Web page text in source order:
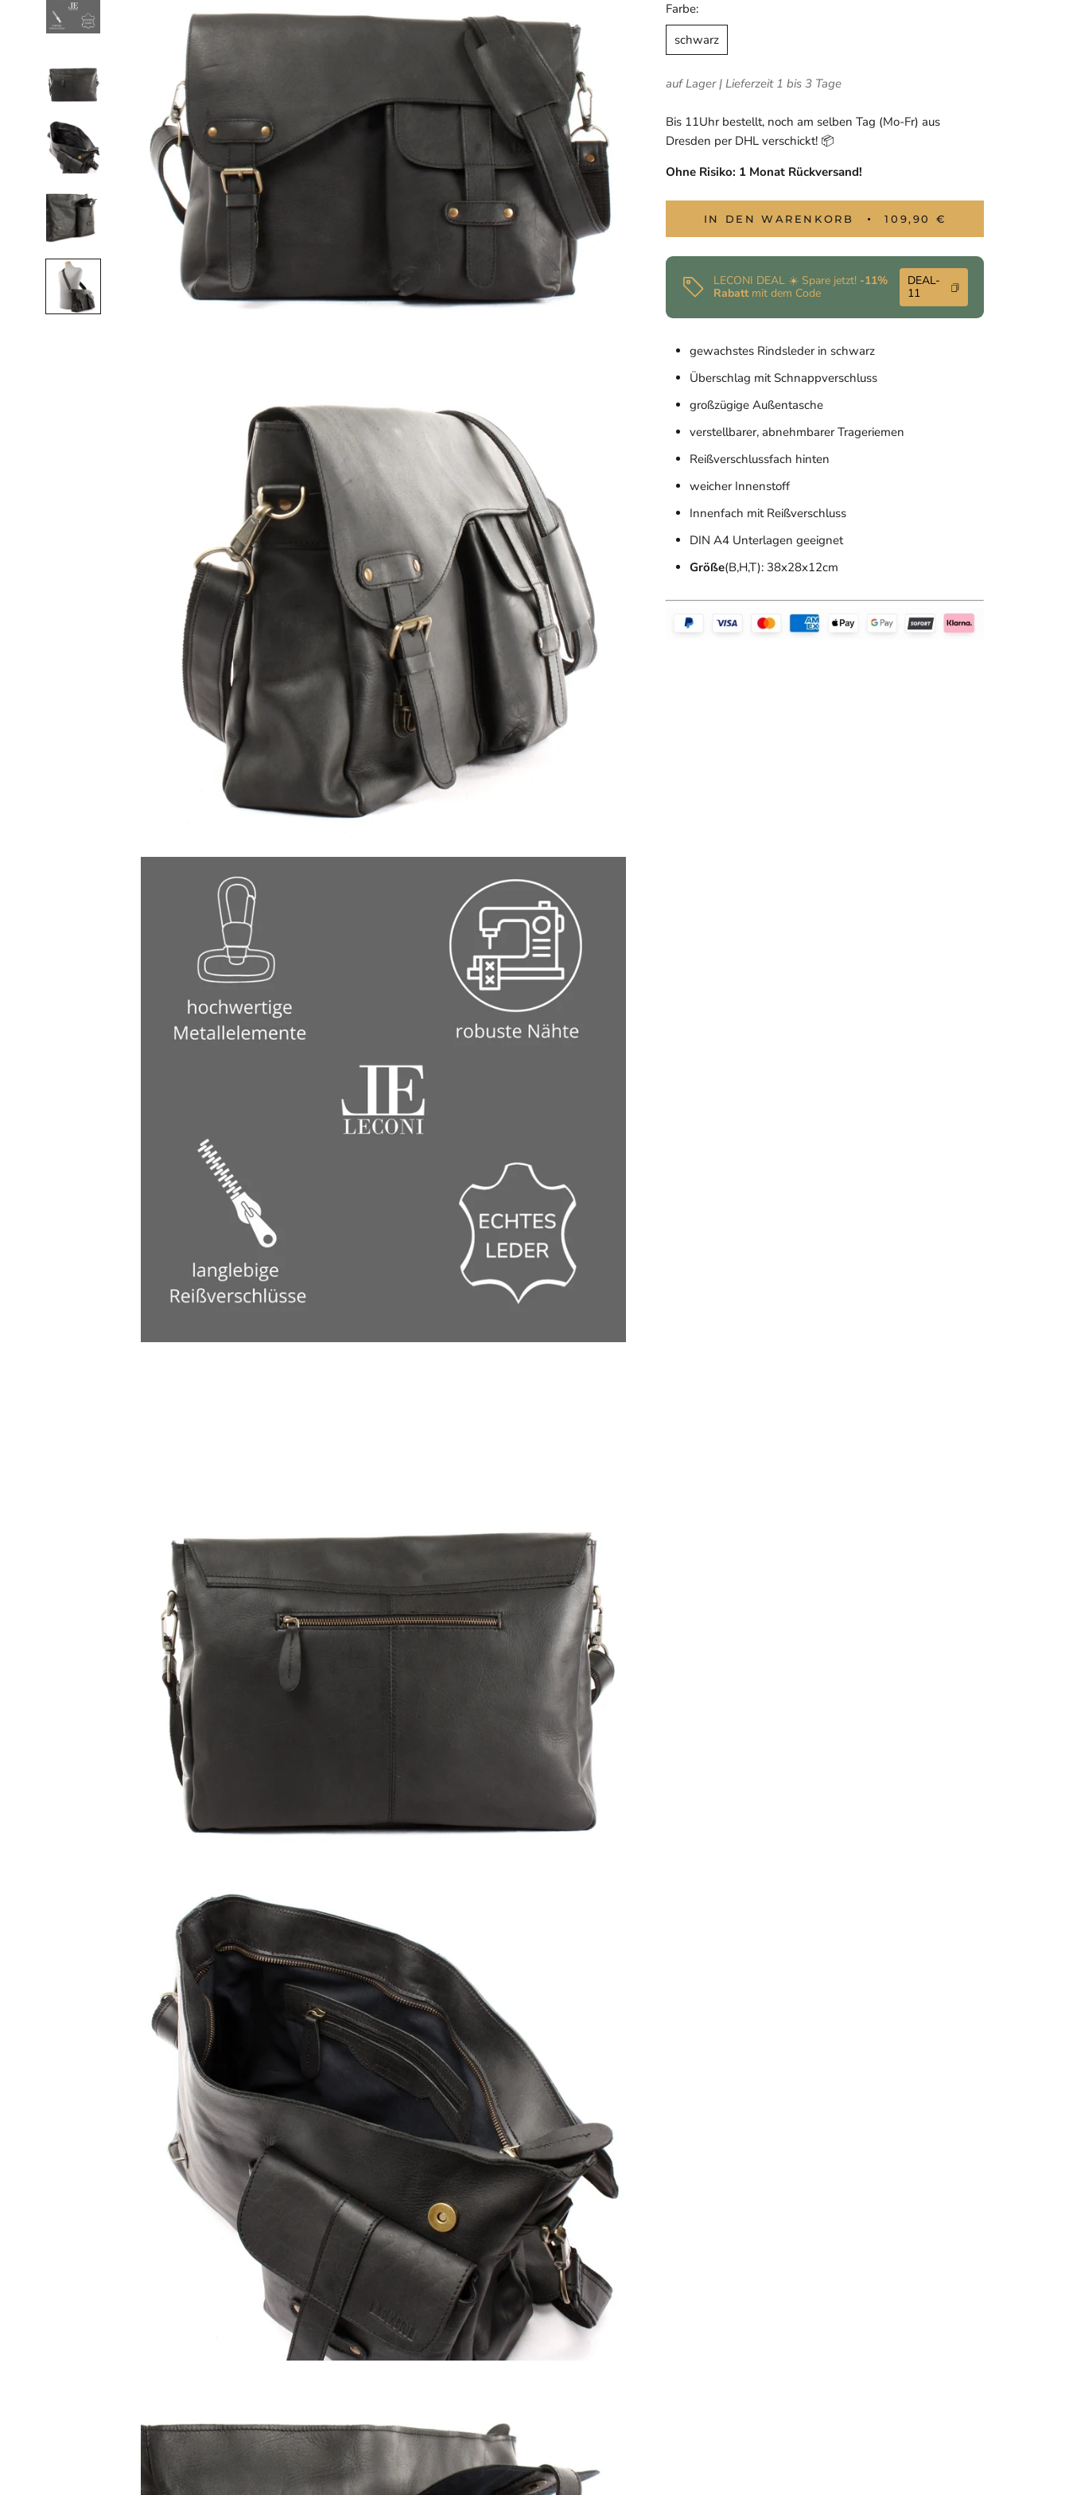
Farbe:
schwarz
auf Lager | Lieferzeit 1 bis 3 Tage
Bis 11Uhr bestellt, noch am selben Tag (Mo-Fr) aus
Dresden per DHL verschickt! 📦
Ohne Risiko: 1 Monat Rückversand!
IN DEN WARENKORB 109,90 €
LECONI DEAL ☀️ Spare jetzt! -11%
Rabatt mit dem Code
DEAL-
11
gewachstes Rindsleder in schwarz
Überschlag mit Schnappverschluss
großzügige Außentasche
verstellbarer, abnehmbarer Trageriemen
Reißverschlussfach hinten
weicher Innenstoff
Innenfach mit Reißverschluss
DIN A4 Unterlagen geeignet
Größe(B,H,T): 38x28x12cm